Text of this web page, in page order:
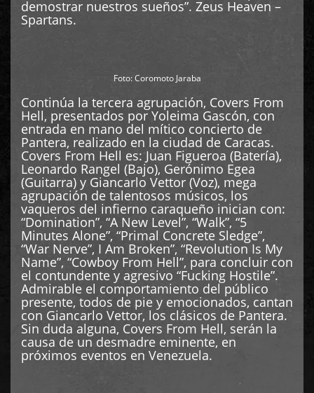
demostrar nuestros sueños”. Zeus Heaven –
Spartans.
Foto: Coromoto Jaraba
Continúa la tercera agrupación, Covers From
Hell, presentados por Yoleima Gascón, con
entrada en mano del mítico concierto de
Pantera, realizado en la ciudad de Caracas.
Covers From Hell es: Juan Figueroa (Batería),
Leonardo Rangel (Bajo), Gerónimo Egea
(Guitarra) y Giancarlo Vettor (Voz), mega
agrupación de talentosos músicos, los
vaqueros del infierno caraqueño inician con:
“Domination”, “A New Level”, “Walk”, “5
Minutes Alone”, “Primal Concrete Sledge”,
“War Nerve”, I Am Broken”, “Revolution Is My
Name”, “Cowboy From Hell”, para concluir con
el contundente y agresivo “Fucking Hostile”.
Admirable el comportamiento del público
presente, todos de pie y emocionados, cantan
con Giancarlo Vettor, los clásicos de Pantera.
Sin duda alguna, Covers From Hell, serán la
causa de un desmadre eminente, en
próximos eventos en Venezuela.